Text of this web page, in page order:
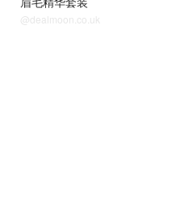
@dealmoon.co.uk